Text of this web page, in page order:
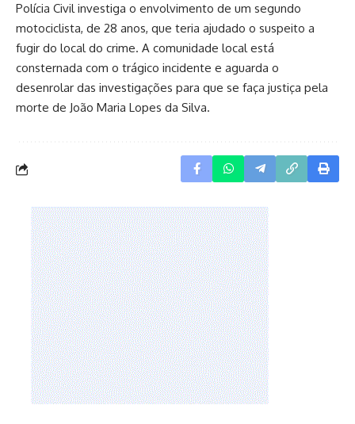
Polícia Civil investiga o envolvimento de um segundo
motociclista, de 28 anos, que teria ajudado o suspeito a
fugir do local do crime. A comunidade local está
consternada com o trágico incidente e aguarda o
desenrolar das investigações para que se faça justiça pela
morte de João Maria Lopes da Silva.